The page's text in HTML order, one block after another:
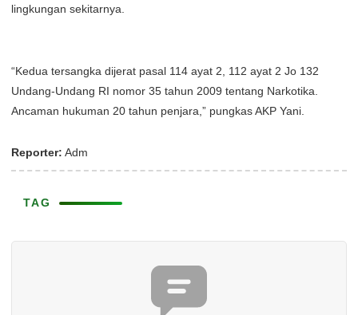
lingkungan sekitarnya.
“Kedua tersangka dijerat pasal 114 ayat 2, 112 ayat 2 Jo 132
Undang-Undang RI nomor 35 tahun 2009 tentang Narkotika.
Ancaman hukuman 20 tahun penjara,” pungkas AKP Yani.
Reporter: Adm
TAG